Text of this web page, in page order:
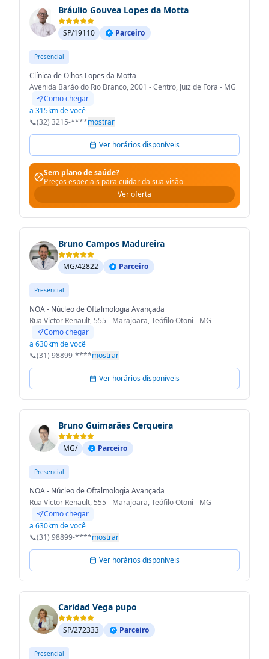
Bráulio Gouvea Lopes da Motta
SP/19110 Parceiro
Presencial
Clínica de Olhos Lopes da Motta
Avenida Barão do Rio Branco, 2001 - Centro, Juiz de Fora - MG
Como chegar
a 315km de você
📞(32) 3215-****mostrar
Ver horários disponíveis
Sem plano de saúde?
Preços especiais para cuidar da sua visão
Ver oferta
Bruno Campos Madureira
MG/42822 Parceiro
Presencial
NOA - Núcleo de Oftalmologia Avançada
Rua Victor Renault, 555 - Marajoara, Teófilo Otoni - MG
Como chegar
a 630km de você
📞(31) 98899-****mostrar
Ver horários disponíveis
Bruno Guimarães Cerqueira
MG/ Parceiro
Presencial
NOA - Núcleo de Oftalmologia Avançada
Rua Victor Renault, 555 - Marajoara, Teófilo Otoni - MG
Como chegar
a 630km de você
📞(31) 98899-****mostrar
Ver horários disponíveis
Caridad Vega pupo
SP/272333 Parceiro
Presencial